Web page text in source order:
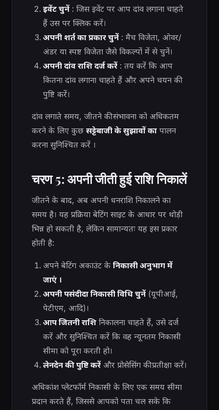
इवेंट चुनें: जिस इवेंट पर आप दांव लगाना चाहते
हैं उस पर क्लिक करें।
अपनी शर्त का प्रकार चुनें: मैच विजेता, ओवर/
अंडर या स्पष्ट विजेता जैसे विकल्पों में से चुनें।
अपनी दांव राशि दर्ज करें: तय करें कि आप
कितना दांव लगाना चाहते हैं और अपने चयन की
पुष्टि करें।
दांव लगाते समय, जीतने की संभावना को अधिकतम
करने के लिए कुछ सट्टेबाजी के सुझावों का पालन
करना सुनिश्चित करें ।
चरण 5: अपनी जीती हुई राशि निकालें
जीतने के बाद, अब अपनी धनराशि निकालने का
समय है। यह प्रक्रिया बेटिंग साइट के आधार पर थोड़ी
भिन्न हो सकती है, लेकिन सामान्यतः यह इस प्रकार
होती है:
अपने बेटिंग अकाउंट के निकासी अनुभाग में
जाएं ।
अपनी पसंदीदा निकासी विधि चुनें(यूपीआई,
पेटीएम, आदि)।
आप जितनी राशिनिकालना चाहते हैं, उसे दर्ज
करें और सुनिश्चित करें कि वह न्यूनतम निकासी
सीमा को पूरा करती हो।
लेनदेन की पुष्टि करेंऔर प्रोसेसिंग की प्रतीक्षा करें।
अधिकांश प्लेटफॉर्म निकासी के लिए एक समय सीमा
प्रदान करते हैं, जिससे आपको पता चल सके कि